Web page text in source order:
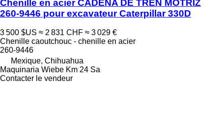
Chenille en acier CADENA DE TREN MOTRIZ
260-9446 pour excavateur Caterpillar 330D
3 500 $US ≈ 2 831 CHF ≈ 3 029 €
Chenille caoutchouc - chenille en acier
260-9446
Mexique, Chihuahua
Maquinaria Wiebe Km 24 Sa
Contacter le vendeur